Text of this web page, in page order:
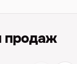
продаж